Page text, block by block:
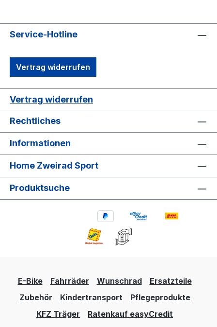
Service-Hotline
Vertrag widerrufen
Vertrag widerrufen
Rechtliches
Informationen
Home Zweirad Sport
Produktsuche
E-Bike Fahrräder Wunschrad
Ersatzteile
Zubehör
Kindertransport
Pflegeprodukte
KFZ Träger
Ratenkauf easyCredit